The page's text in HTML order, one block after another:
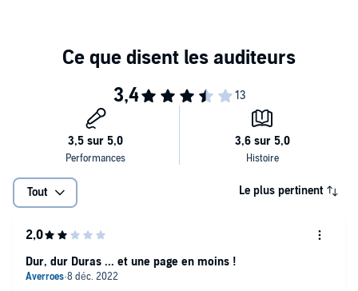
©1964 Gallimard (P)2001 Frémeaux & Associés
Tout Le plus pertinent
Dur, dur Duras ... et une page en moins !